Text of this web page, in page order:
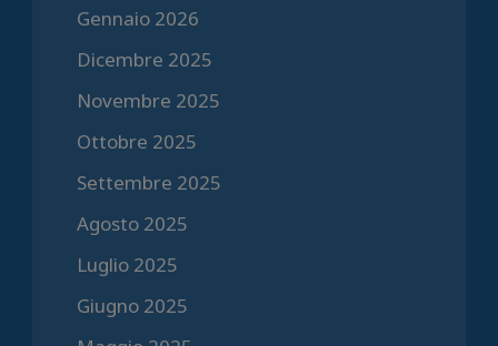
Gennaio 2026
Dicembre 2025
Novembre 2025
Ottobre 2025
Settembre 2025
Agosto 2025
Luglio 2025
Giugno 2025